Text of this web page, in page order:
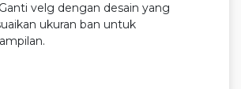
velg dengan desain yang
ukuran ban untuk